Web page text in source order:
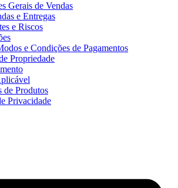
Gerais de Vendas
e Entregas
e Riscos
e Condições de Pagamentos
Propriedade
de Produtos
Privacidade